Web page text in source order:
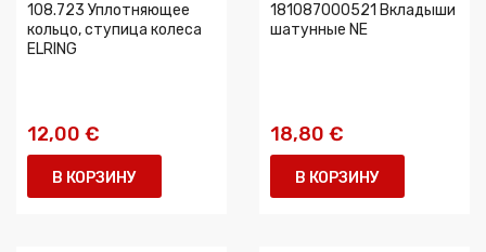
108.723 Уплотняющее
кольцо, ступица колеса
ELRING
12,00 €
В КОРЗИНУ
181087000521 Вкладыши
шатунные NE
18,80 €
В КОРЗИНУ